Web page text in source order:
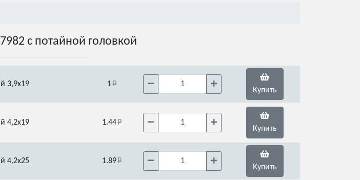
с потайной головкой
3,9х19 1
Купить
4,2х19 1.44
Купить
4,2х25 1.89
Купить